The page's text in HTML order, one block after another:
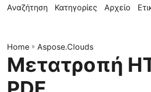
λ
ή
π
λ
ο
Αναζήτηση Κατηγορίες Αρχείο
Home » Aspose.Clouds
Μετατροπή